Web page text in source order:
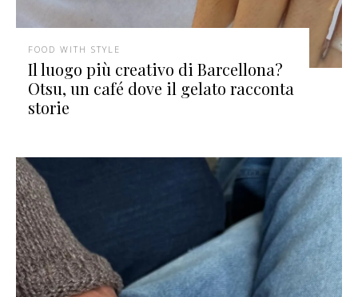
FOOD WITH STYLE
Il luogo più creativo di Barcellona?
Otsu, un café dove il gelato racconta
storie